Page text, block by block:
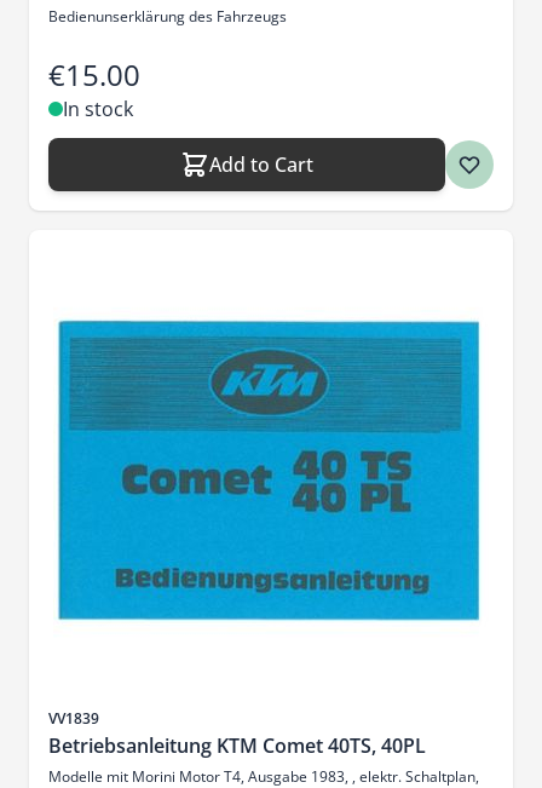
Bedienunserklärung des Fahrzeugs
€15.00
In stock
Add to Cart
Sku
VV1839
Betriebsanleitung KTM Comet 40TS, 40PL
Modelle mit Morini Motor T4, Ausgabe 1983, , elektr. Schaltplan,